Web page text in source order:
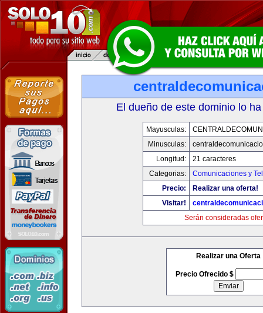
El dueño de este dominio lo
Mayusculas:
Minusculas:
Longitud:
21 caracteres
Categorias:
Comunicaciones y
Precio:
Realizar una oferta!
Visitar!
Serán consideradas
Realizar una Oferta
Precio Ofrecido $